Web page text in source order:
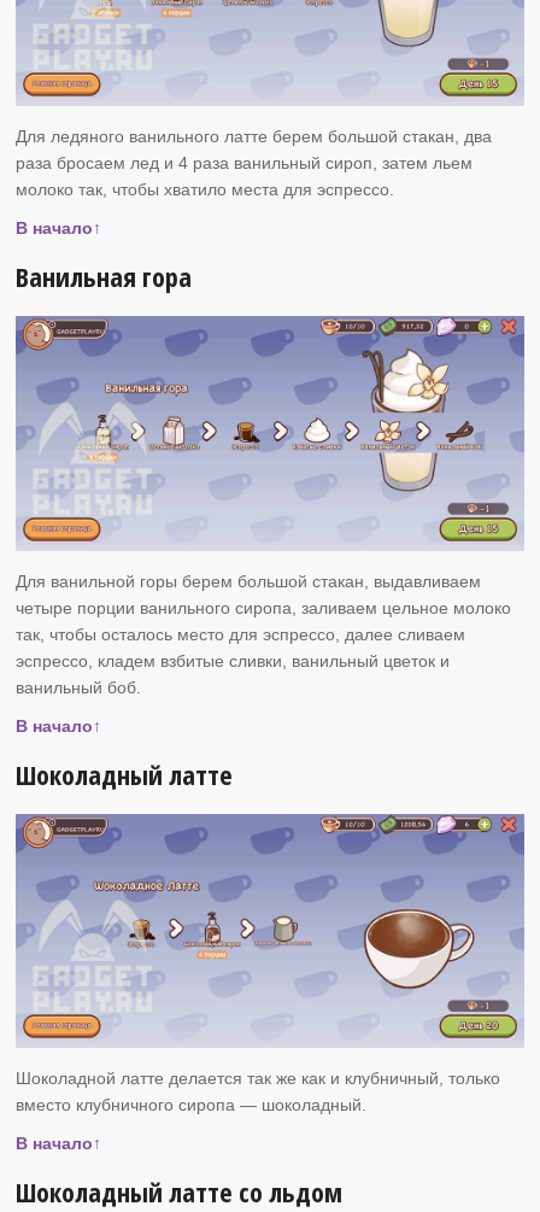
Для ледяного ванильного латте берем большой стакан, два
раза бросаем лед и 4 раза ванильный сироп, затем льем
молоко так, чтобы хватило места для эспрессо.
В начало↑
Ванильная гора
Для ванильной горы берем большой стакан, выдавливаем
четыре порции ванильного сиропа, заливаем цельное молоко
так, чтобы осталось место для эспрессо, далее сливаем
эспрессо, кладем взбитые сливки, ванильный цветок и
ванильный боб.
В начало↑
Шоколадный латте
Шоколадной латте делается так же как и клубничный, только
вместо клубничного сиропа — шоколадный.
В начало↑
Шоколадный латте со льдом